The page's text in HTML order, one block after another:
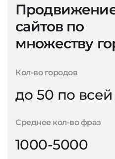
сайтов по
множеству
Кол-во городов
до 50 по
Среднее кол-во фраз
1000-5000